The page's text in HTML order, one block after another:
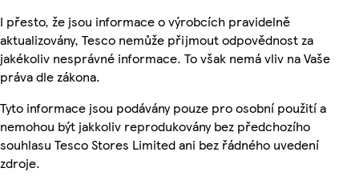
I přesto, že jsou informace o výrobcích pravidelně
aktualizovány, Tesco nemůže přijmout odpovědnost za
jakékoliv nesprávné informace. To však nemá vliv na Vaše
práva dle zákona.
Tyto informace jsou podávány pouze pro osobní použití a
nemohou být jakkoliv reprodukovány bez předchozího
souhlasu Tesco Stores Limited ani bez řádného uvedení
zdroje.